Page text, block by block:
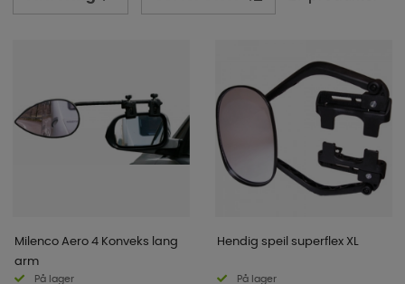
Milenco Aero 4 Konveks lang
arm
På lager
Hendig speil superflex XL
På lager